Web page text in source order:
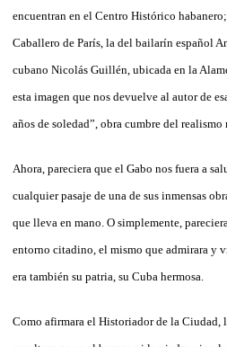
encuentran en el Centro Histórico
Caballero de París, la del bailarín español
cubano Nicolás Guillén, ubicada en la
esta imagen que nos devuelve al autor de
años de soledad”, obra cumbre del
Ahora, pareciera que el Gabo nos fuera a
cualquier pasaje de una de sus inmensas
que lleva en mano. O simplemente,
entorno citadino, el mismo que admirara y
era también su patria, su Cuba hermosa.
Como afirmara el Historiador de la Ciudad,